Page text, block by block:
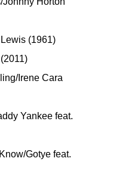
Lewis (1961)
Irene Cara
Yankee feat.
Gotye feat.